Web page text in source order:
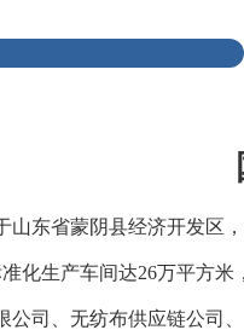
山东省蒙阴县经济开发区
化生产车间达26万平方
公司、无纺布供应链公司